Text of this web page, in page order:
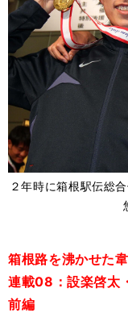
２年時に箱根駅伝総
箱根路を沸かせた
連載08：設楽啓太
前編